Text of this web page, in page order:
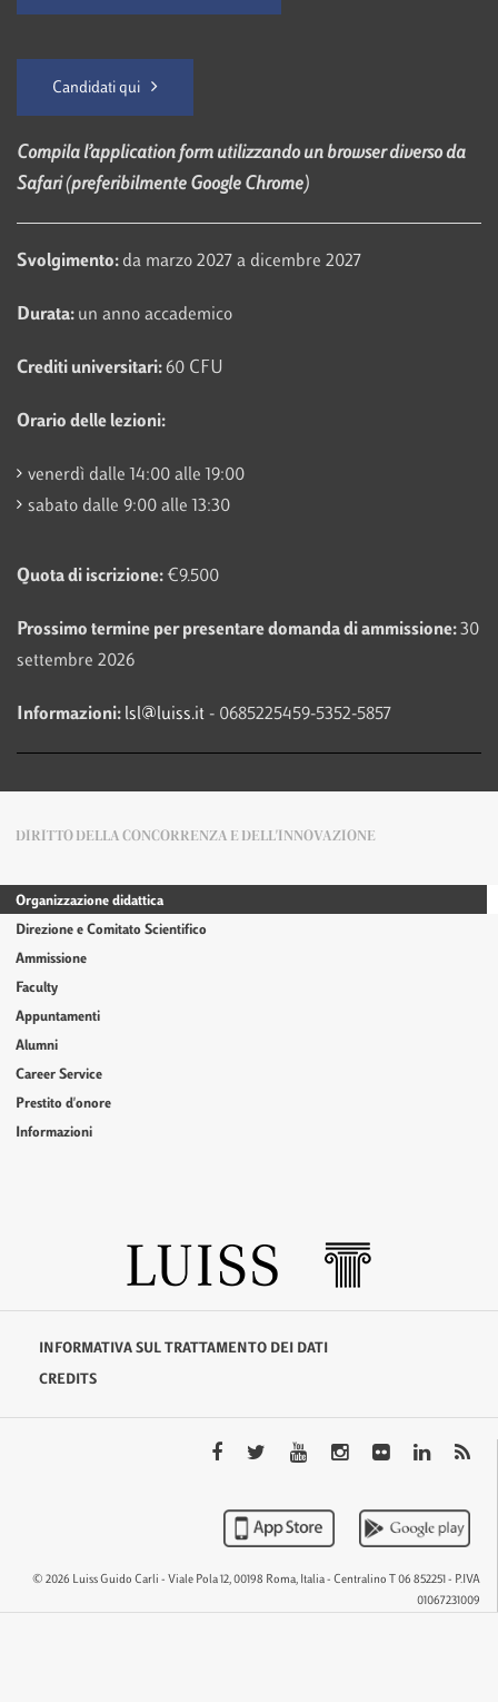
Candidati qui
Compila l’application form utilizzando un browser diverso da
Safari (preferibilmente Google Chrome)
Svolgimento: da marzo 2027 a dicembre 2027
Durata: un anno accademico
Crediti universitari:60 CFU
Orario delle lezioni:
venerdì dalle 14:00 alle 19:00
sabato dalle 9:00 alle 13:30
Quota di iscrizione:€9.500
Prossimo termine per presentare domanda di ammissione:30
settembre 2026
Informazioni: lsl@luiss.it - 0685225459-5352-5857
DIRITTO DELLA CONCORRENZA E DELL'INNOVAZIONE
Organizzazione didattica
Direzione e Comitato Scientifico
Ammissione
Faculty
Appuntamenti
Alumni
Career Service
Prestito d'onore
Informazioni
INFORMATIVA SUL TRATTAMENTO DEI DATI
CREDITS
© 2026 Luiss Guido Carli - Viale Pola 12, 00198 Roma, Italia - Centralino T 06 852251 - P.IVA
01067231009